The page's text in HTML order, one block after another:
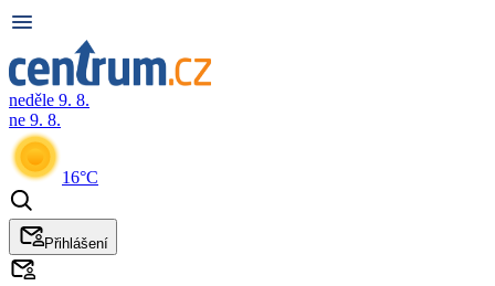
neděle 9. 8.
ne 9. 8.
16°C
Přihlášení